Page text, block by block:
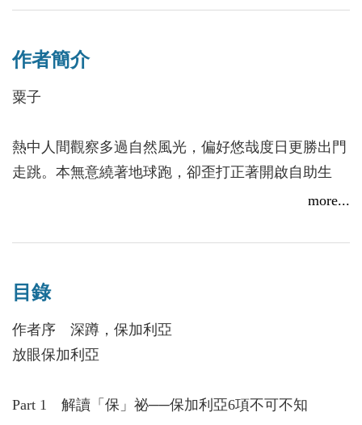
踏遍索菲亞，輕鬆搭配8座大城小鎮，
掌握交通、地圖、景點、美食、買物等翔實指南！
☆ 詳介8座城鎮：普羅夫迪夫、舊扎戈拉、卡贊勒
克、大特爾諾沃、魯塞、普列文、瓦爾納、布爾加斯
皇后遊行等重頭戲
其頓等周邊國家交通資訊
注意事項
☆ 特色美食分享：鄉巴佬沙拉、優酪乳湯、愛蘭、
☆ 好泉水全都錄：數不盡的溫泉小鎮，不只能泡還
作者簡介
粟子
熱中人間觀察多過自然風光，偏好悠哉度日更勝出門
走跳。本無意繞著地球跑，卻歪打正著開啟自助生
涯；本想隨興紀錄途中見聞，卻一不小心踏入實事求
間外出探險的甘味人生。
出版品：
伊比利半島手刀擒來（2019）、匈牙利旅圖攻略
（2019）、葡萄牙旅圖攻略（2018）、青島自助超簡
膩！行程規劃書（2015）、絲路，你好！（2015）、
more...
目錄
作者序 深蹲，保加利亞
放眼保加利亞
Part 1 解讀「保」祕──保加利亞6項不可不知